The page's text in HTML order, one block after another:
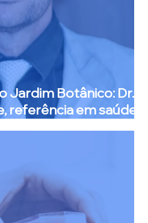
Jardim Botânico: Dr.
referência em saúde
harmonização facial